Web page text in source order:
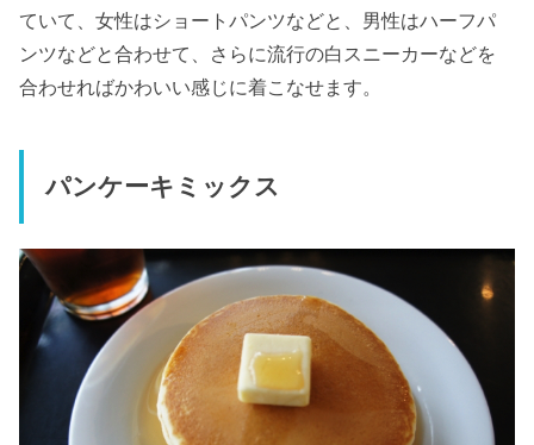
ていて、女性はショートパンツなどと、男性はハーフパ
ンツなどと合わせて、さらに流行の白スニーカーなどを
合わせればかわいい感じに着こなせます。
パンケーキミックス